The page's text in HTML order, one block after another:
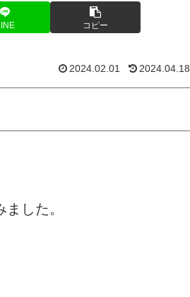
コピー
2024.02.01 2024.04.18
した。